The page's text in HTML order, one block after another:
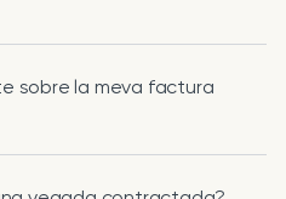
sobre la meva factura